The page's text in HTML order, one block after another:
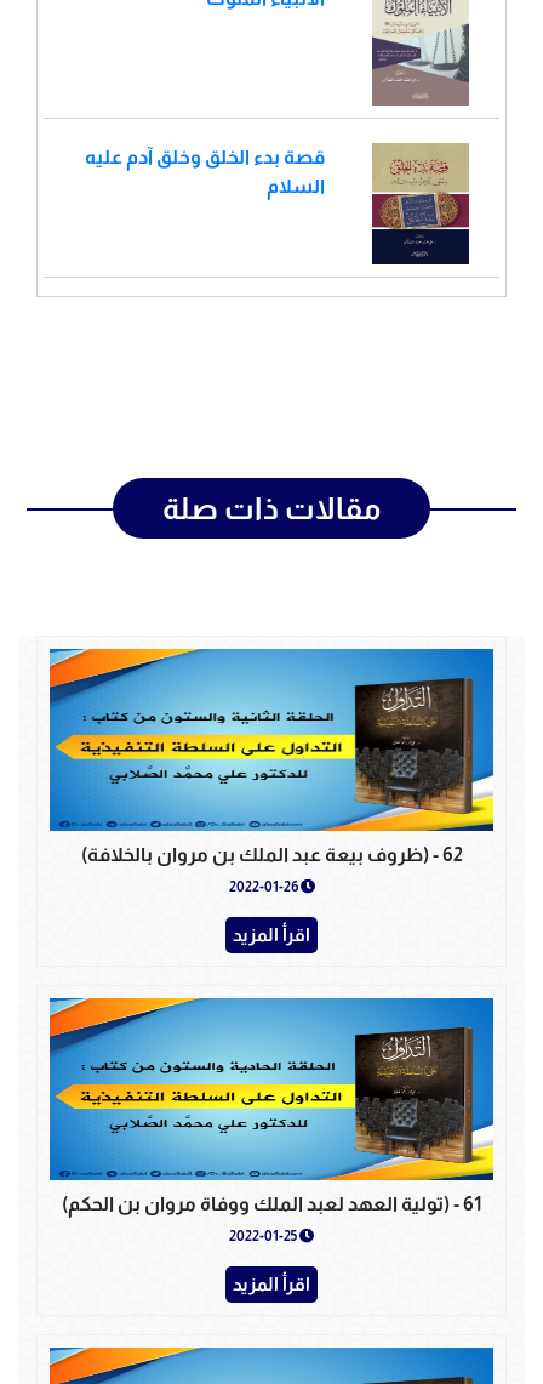
قصة بدء الخلق وخلق آدم عليه
السلام
مقالات ذات صلة
62 - (ظروف بيعة عبد الملك بن مروان بالخلافة)
2022-01-26
اقرأ المزيد
61 - (تولية العهد لعبد الملك ووفاة مروان بن الحكم)
اقرأ المزيد